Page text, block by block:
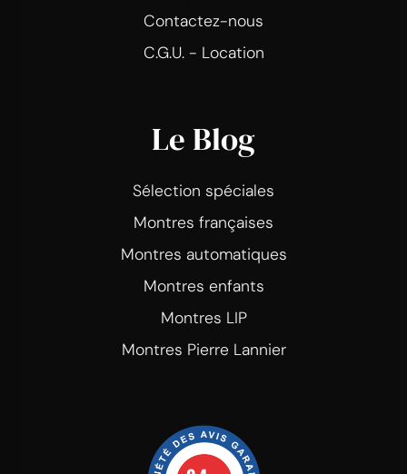
Contactez-nous
C.G.U. - Location
Le Blog
Sélection spéciales
Montres françaises
Montres automatiques
Montres enfants
Montres LIP
Montres Pierre Lannier